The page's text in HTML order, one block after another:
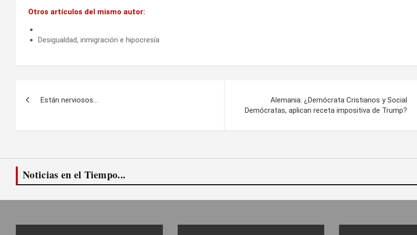
Otros artículos del mismo autor:
Desigualdad, inmigración e hipocresía
entradas
Están nerviosos…
Alemania: ¿Demócrata Cristianos y Social
Demócratas, aplican receta impositiva de Trump?
Noticias en el Tiempo...